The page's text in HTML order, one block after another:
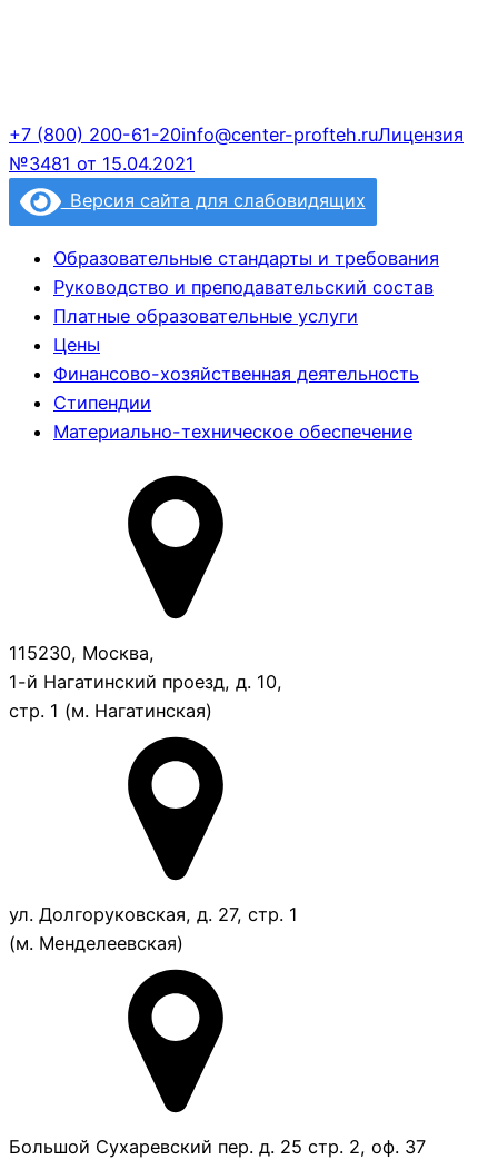
+7 (800) 200-61-20info@center-profteh.ruЛицензия
№3481 от 15.04.2021
Версия сайта для слабовидящих
Образовательные стандарты и требования
Руководство и преподавательский состав
Платные образовательные услуги
Цены
Финансово-хозяйственная деятельность
Стипендии
Материально-техническое обеспечение
115230, Москва,
1-й Нагатинский проезд, д. 10,
стр. 1 (м. Нагатинская)
ул. Долгоруковская, д. 27, стр. 1
(м. Менделеевская)
Большой Сухаревский пер. д. 25 стр. 2, оф. 37